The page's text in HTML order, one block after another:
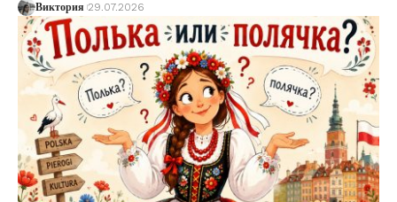
Виктория 29.07.2026